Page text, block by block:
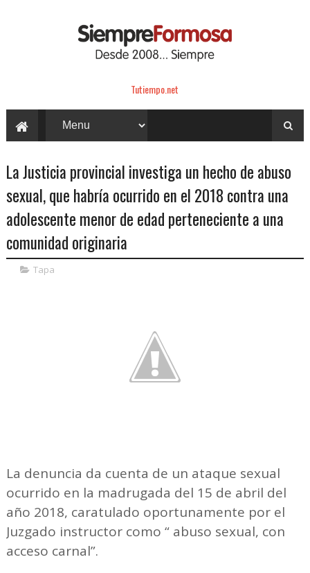
Tutiempo.net
La Justicia provincial investiga un hecho de abuso
sexual, que habría ocurrido en el 2018 contra una
adolescente menor de edad perteneciente a una
comunidad originaria
Tapa
La denuncia da cuenta de un ataque sexual
ocurrido en la madrugada del 15 de abril del
año 2018, caratulado oportunamente por el
Juzgado instructor como “ abuso sexual, con
acceso carnal”.